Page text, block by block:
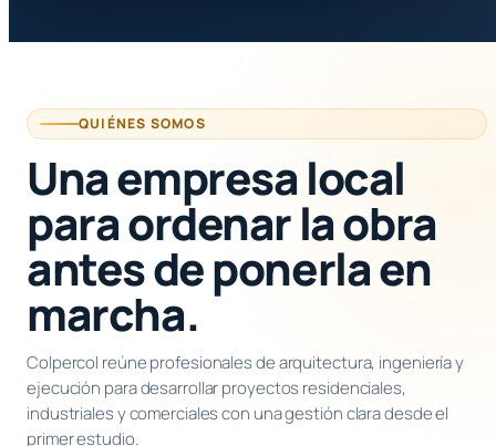
QUIÉNES SOMOS
Una empresa local
para ordenar la obra
antes de ponerla en
marcha.
Colpercol reúne profesionales de arquitectura, ingeniería y
ejecución para desarrollar proyectos residenciales,
industriales y comerciales con una gestión clara desde el
primer estudio.